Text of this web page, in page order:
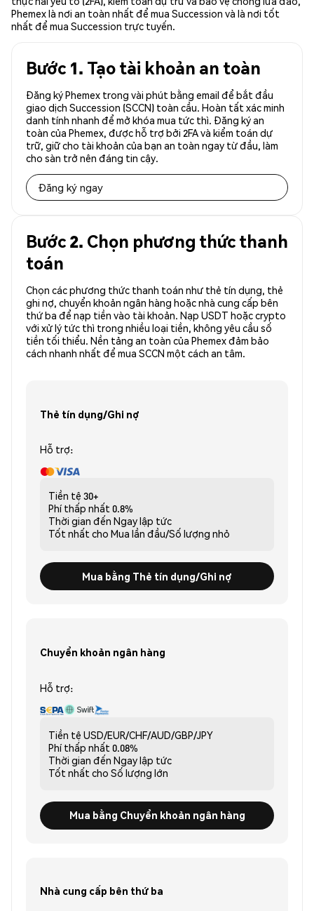
Phemex là nơi an toàn nhất để mua Succession và là nơi tốt
nhất để mua Succession trực tuyến.
Bước 1. Tạo tài khoản an toàn
Đăng ký Phemex trong vài phút bằng email để bắt đầu
giao dịch Succession (SCCN) toàn cầu. Hoàn tất xác minh
danh tính nhanh để mở khóa mua tức thì. Đăng ký an
toàn của Phemex, được hỗ trợ bởi 2FA và kiểm toán dự
trữ, giữ cho tài khoản của bạn an toàn ngay từ đầu, làm
cho sàn trở nên đáng tin cậy.
Đăng ký ngay
Bước 2. Chọn phương thức thanh
toán
Chọn các phương thức thanh toán như thẻ tín dụng, thẻ
ghi nợ, chuyển khoản ngân hàng hoặc nhà cung cấp bên
thứ ba để nạp tiền vào tài khoản. Nạp USDT hoặc crypto
với xử lý tức thì trong nhiều loại tiền, không yêu cầu số
tiền tối thiểu. Nền tảng an toàn của Phemex đảm bảo
cách nhanh nhất để mua SCCN một cách an tâm.
Thẻ tín dụng/Ghi nợ
Hỗ trợ:
Tiền tệ 30+
Phí thấp nhất 0.8%
Thời gian đến Ngay lập tức
Tốt nhất cho Mua lần đầu/Số lượng nhỏ
Mua bằng Thẻ tín dụng/Ghi nợ
Chuyển khoản ngân hàng
Hỗ trợ:
Tiền tệ USD/EUR/CHF/AUD/GBP/JPY
Phí thấp nhất 0.08%
Thời gian đến Ngay lập tức
Tốt nhất cho Số lượng lớn
Mua bằng Chuyển khoản ngân hàng
Nhà cung cấp bên thứ ba